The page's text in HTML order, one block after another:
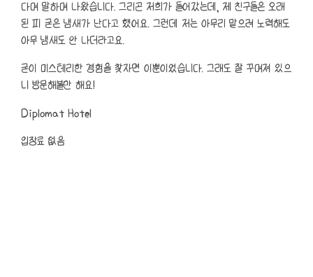
다며 말하며 나왔습니다. 그리곤 저희가 들어갔는데, 제 친구들은 오래
된 피 굳은 냄새가 난다고 했어요. 그런데 저는 아무리 맡으려 노력해도
아무 냄새도 안 나더라고요.
굳이 미스테리한 경험을 찾자면 이뿐이었습니다. 그래도 잘 꾸며져 있으
니 방문해볼만 해요!
Diplomat Hotel
입장료 없음